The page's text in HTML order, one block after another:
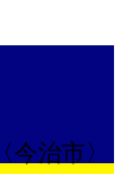
治市〉